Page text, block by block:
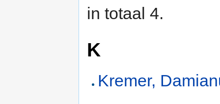
in totaal 4.
K
Kremer,